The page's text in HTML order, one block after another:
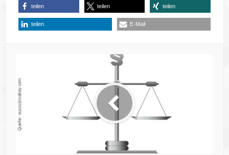
teilen teilen teilen
teilen E-Mail